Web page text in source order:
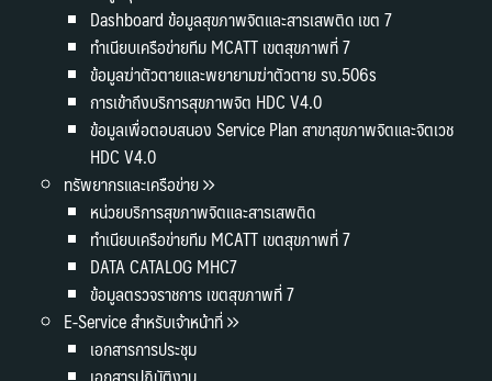
Dashboard ข้อมูลสุขภาพจิตและสารเสพติด เขต 7
ทำเนียบเครือข่ายทีม MCATT เขตสุขภาพที่ 7
ข้อมูลฆ่าตัวตายและพยายามฆ่าตัวตาย รง.506s
การเข้าถึงบริการสุขภาพจิต HDC V4.0
ข้อมูลเพื่อตอบสนอง Service Plan สาขาสุขภาพจิตและจิตเวช
HDC V4.0
ทรัพยากรและเครือข่าย
หน่วยบริการสุขภาพจิตและสารเสพติด
ทำเนียบเครือข่ายทีม MCATT เขตสุขภาพที่ 7
DATA CATALOG MHC7
ข้อมูลตรวจราชการ เขตสุขภาพที่ 7
E-Service สำหรับเจ้าหน้าที่
เอกสารการประชุม